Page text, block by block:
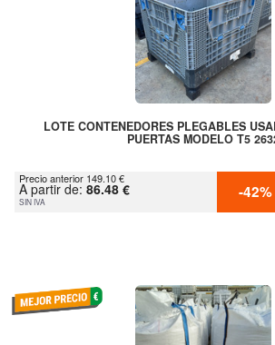
LOTE CONTENEDORES PLEGABLES
PUERTAS MODELO T5
Precio anterior 149.10 €
A partir de: 86.48 €
SIN IVA -42%